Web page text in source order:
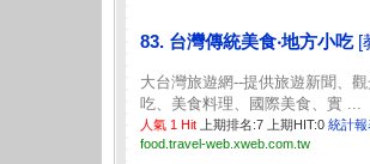
83. 台灣傳統美食‧地方小吃 [
大台灣旅遊網--提供旅遊新聞、
吃、美食料理、國際美食、實 ...
人氣 1 Hit 上期排名:7 上期HIT:0 統計報
food.travel-web.xweb.com.tw